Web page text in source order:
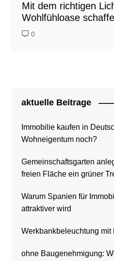
Mit dem richtigen
Wohlfühloase
0
aktuelle Beitrage
Immobilie kaufen in
Wohneigentum noch?
Gemeinschaftsgarten
freien Fläche ein grüner
Warum Spanien für
attraktiver wird
Werkbankbeleuchtung mit
ohne Baugenehmigung: